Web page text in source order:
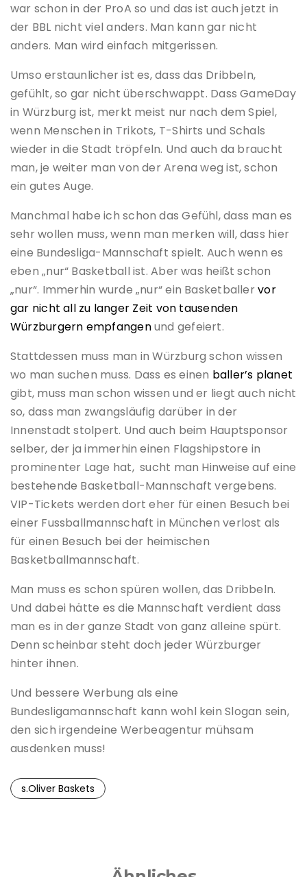
war schon in der ProA so und das ist auch jetzt in
der BBL nicht viel anders. Man kann gar nicht
anders. Man wird einfach mitgerissen.
Umso erstaunlicher ist es, dass das Dribbeln,
gefühlt, so gar nicht überschwappt. Dass GameDay
in Würzburg ist, merkt meist nur nach dem Spiel,
wenn Menschen in Trikots, T-Shirts und Schals
wieder in die Stadt tröpfeln. Und auch da braucht
man, je weiter man von der Arena weg ist, schon
ein gutes Auge.
Manchmal habe ich schon das Gefühl, dass man es
sehr wollen muss, wenn man merken will, dass hier
eine Bundesliga-Mannschaft spielt. Auch wenn es
eben „nur“ Basketball ist. Aber was heißt schon
„nur“. Immerhin wurde „nur“ ein Basketballervor
gar nicht all zu langer Zeit von tausenden
Würzburgern empfangenund gefeiert.
Stattdessen muss man in Würzburg schon wissen
wo man suchen muss. Dass es einen baller’s planet
gibt, muss man schon wissen und er liegt auch nicht
so, dass man zwangsläufig darüber in der
Innenstadt stolpert. Und auch beim Hauptsponsor
selber, der ja immerhin einen Flagshipstore in
prominenter Lage hat, sucht man Hinweise auf eine
bestehende Basketball-Mannschaft vergebens.
VIP-Tickets werden dort eher für einen Besuch bei
einer Fussballmannschaft in München verlost als
für einen Besuch bei der heimischen
Basketballmannschaft.
Man muss es schon spüren wollen, das Dribbeln.
Und dabei hätte es die Mannschaft verdient dass
man es in der ganze Stadt von ganz alleine spürt.
Denn scheinbar steht doch jeder Würzburger
hinter ihnen.
Und bessere Werbung als eine
Bundesligamannschaft kann wohl kein Slogan sein,
den sich irgendeine Werbeagentur mühsam
ausdenken muss!
s.Oliver Baskets